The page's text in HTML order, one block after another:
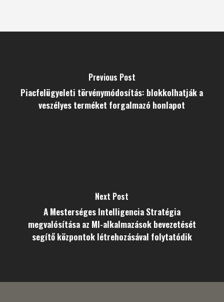
Previous Post
Piacfelügyeleti törvénymódosítás: blokkolhatják a
veszélyes terméket forgalmazó honlapot
Next Post
A Mesterséges Intelligencia Stratégia
megvalósítása az MI-alkalmazások bevezetését
segítő központok létrehozásával folytatódik